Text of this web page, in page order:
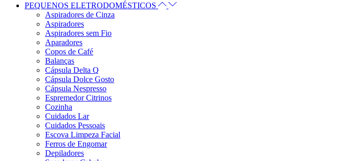
PEQUENOS ELETRODOMÉSTICOS
Aspiradores de Cinza
Aspiradores
Aspiradores sem Fio
Aparadores
Copos de Café
Balanças
Cápsula Delta Q
Cápsula Dolce Gosto
Cápsula Nespresso
Espremedor Citrinos
Cozinha
Cuidados Lar
Cuidados Pessoais
Escova Limpeza Facial
Ferros de Engomar
Depiladores